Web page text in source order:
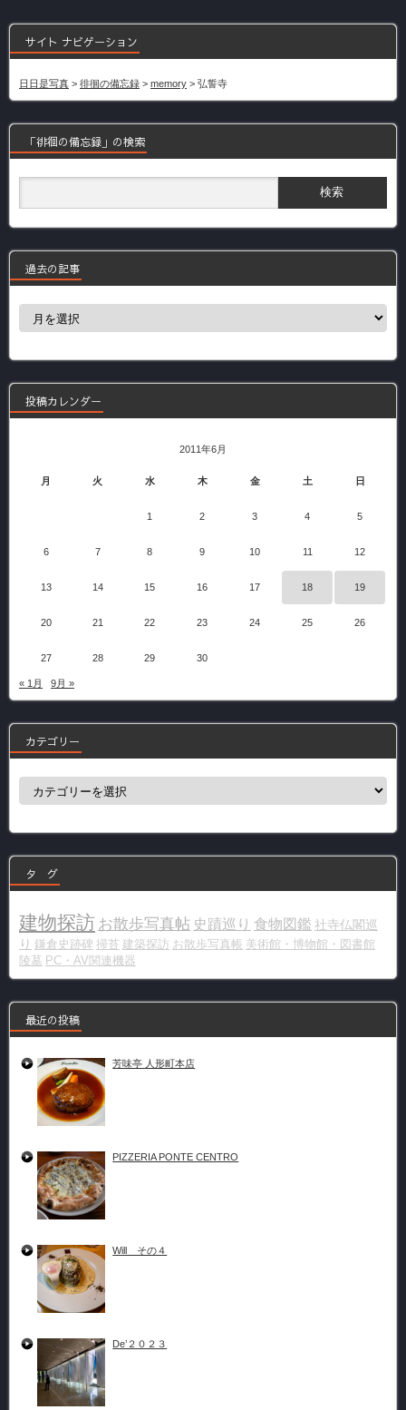
サイト ナビゲーション
日日是写真 > 徘徊の備忘録 > memory > 弘誓寺
「徘徊の備忘録」の検索
過去の記事
過
事
投稿カレンダー
2011年6月
月 火 水 木 金 土 日
1 2 3 4 5
6 7 8 9 10 11 12
13 14 15 16 17 18 19
20 21 22 23 24 25 26
27 28 29 30
« 1月 9月 »
カテゴリー
カ
ー
タ グ
建物探訪 お散歩写真帖 史蹟巡り 食物図鑑 社寺仏閣巡
り 鎌倉史跡碑 掃苔 建築探訪 お散歩写真帳 美術館・博物館・図書館
陵墓 PC・AV関連機器
最近の投稿
芳味亭 人形町本店
PIZZERIA PONTE CENTRO
Will その４
De’２０２３